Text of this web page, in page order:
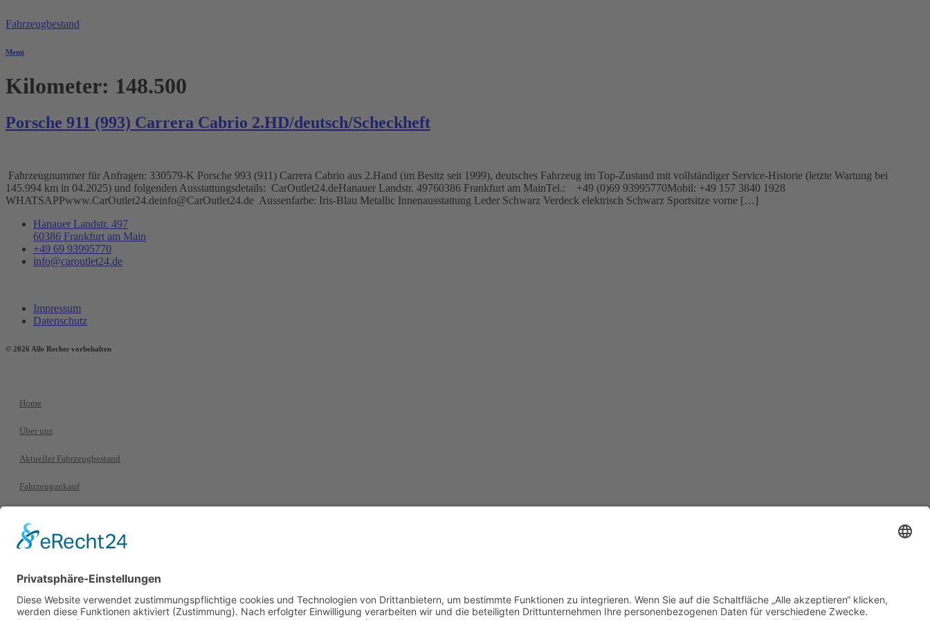
Inhalt
Fahrzeugbestand
Menü
Kilometer: 148.500
Porsche 911 (993) Carrera Cabrio 2.HD/deutsch/Scheckheft
Fahrzeugnummer für Anfragen: 330579-K Porsche 993 (911) Carrera Cabrio aus 2.Hand (im Besitz seit 1999), deutsches Fahrzeug im Top-Zustand mit vollständiger Service-Historie (letzte Wartung bei
145.994 km in 04.2025) und folgenden Ausstattungsdetails: CarOutlet24.deHanauer Landstr. 49760386 Frankfurt am MainTel.: +49 (0)69 93995770Mobil: +49 157 3840 1928
WHATSAPPwww.CarOutlet24.deinfo@CarOutlet24.de Aussenfarbe: Iris-Blau Metallic Innenausstattung Leder Schwarz Verdeck elektrisch Schwarz Sportsitze vorne […]
Hanauer Landstr. 497
60386 Frankfurt am Main
+49 69 93995770
info@caroutlet24.de
Impressum
Datenschutz
© 2026 Alle Rechte vorbehalten
Home
Über uns
Aktueller Fahrzeugbestand
Fahrzeugankauf
Kontakt
+49 69 93995770
+49 69 93995779
info@caroutlet24.de